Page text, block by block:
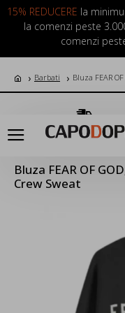
15% REDUCERE la
la comenzi peste
comenzi
LOGIN INREGISTRARE
Barbati Bluza FEAR OF
Transport Gratuit
Bluza FEAR OF
Crew Sweat